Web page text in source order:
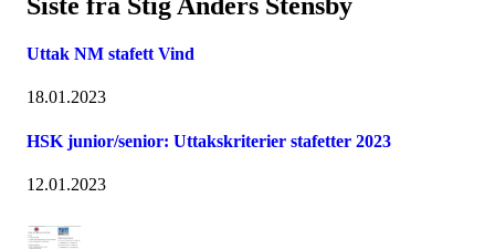
Uttak NM stafett Vind
18.01.2023
HSK junior/senior: Uttakskriterier stafetter 2023
12.01.2023